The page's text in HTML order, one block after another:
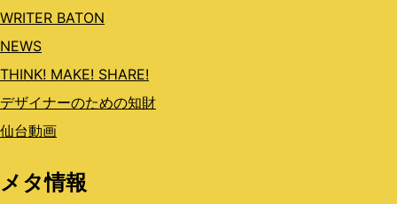
WRITER BATON
NEWS
THINK! MAKE! SHARE!
デザイナーのための知財
仙台動画
メタ情報